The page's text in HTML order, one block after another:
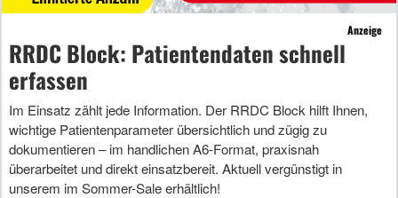
Anzeige
RRDC Block: Patientendaten schnell
erfassen
Im Einsatz zählt jede Information. Der RRDC Block hilft Ihnen,
wichtige Patientenparameter übersichtlich und zügig zu
dokumentieren – im handlichen A6-Format, praxisnah
überarbeitet und direkt einsatzbereit. Aktuell vergünstigt in
unserem im Sommer-Sale erhältlich!